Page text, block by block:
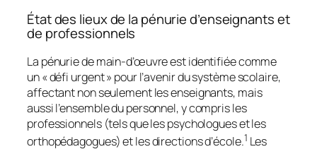
État des lieux de la pénurie d’enseignants et
de professionnels
La pénurie de main-d’œuvre est identifiée comme
un « défi urgent » pour l’avenir du système scolaire,
affectant non seulement les enseignants, mais
aussi l’ensemble du personnel, y compris les
professionnels (tels que les psychologues et les
orthopédagogues) et les directions d’école.1 Les